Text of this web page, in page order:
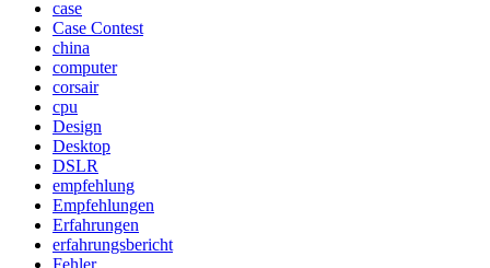
case
Case Contest
china
computer
corsair
cpu
Design
Desktop
DSLR
empfehlung
Empfehlungen
Erfahrungen
erfahrungsbericht